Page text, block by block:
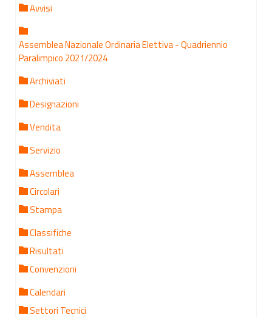
Avvisi
Assemblea Nazionale Ordinaria Elettiva - Quadriennio
Paralimpico 2021/2024
Archiviati
Designazioni
Vendita
Servizio
Assemblea
Circolari
Stampa
Classifiche
Risultati
Convenzioni
Calendari
Settori Tecnici